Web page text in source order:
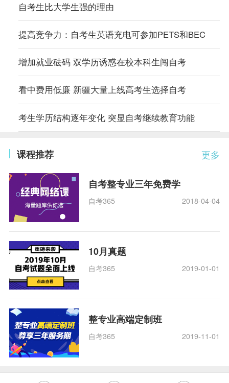
自考生比大学生强的理由
提高竞争力：自考生英语充电可参加PETS和BEC
增加就业砝码 双学历诱惑在校本科生闯自考
看中费用低廉 新疆大量上线高考生选择自考
考生学历结构逐年变化 突显自考继续教育功能
更多
课程推荐
自考整专业三年免费学
自考365 2018-04-04
10月真题
自考365 2019-01-01
整专业高端定制班
自考365 2019-11-01